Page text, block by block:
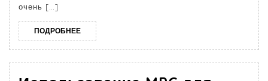
очень […]
ПОДРОБНЕЕ